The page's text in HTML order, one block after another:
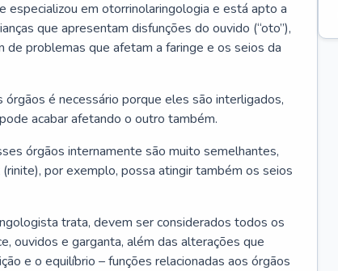
especializou em otorrinolaringologia e está apto a
que apresentam disfunções do ouvido (“oto”),
de problemas que afetam a faringe e os seios da
é necessário porque eles são interligados,
acabar afetando o outro também.
órgãos internamente são muito semelhantes,
por exemplo, possa atingir também os seios
trata, devem ser considerados todos os
ouvidos e garganta, além das alterações que
e o equilíbrio – funções relacionadas aos órgãos